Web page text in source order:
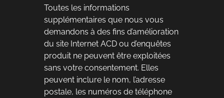
Toutes les informations
supplémentaires que nous vous
demandons à des fins d’amélioration
du site Internet ACD ou d’enquêtes
produit ne peuvent être exploitées
sans votre consentement. Elles
peuvent inclure le nom, l’adresse
postale, les numéros de téléphone